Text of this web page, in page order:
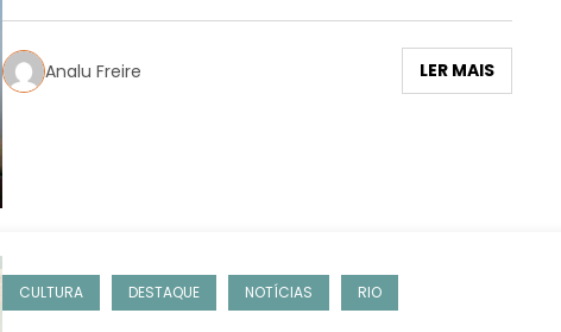
Analu Freire LER MAIS
CULTURA DESTAQUE NOTÍCIAS RIO